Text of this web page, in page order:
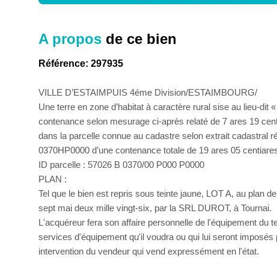
A proposde ce bien
Référence: 297935
VILLE D’ESTAIMPUIS 4éme Division/ESTAIMBOURG/
Une terre en zone d’habitat à caractère rural sise au lieu-dit
contenance selon mesurage ci-après relaté de 7 ares 19
dans la parcelle connue au cadastre selon extrait cadastral
0370HP0000 d’une contenance totale de 19 ares 05
ID parcelle : 57026 B 0370/00 P000 P0000
PLAN :
Tel que le bien est repris sous teinte jaune, LOT A, au plan
sept mai deux mille vingt-six, par la SRL DUROT, à Tournai.
L'acquéreur fera son affaire personnelle de l'équipement du
services d'équipement qu'il voudra ou qui lui seront imposés
intervention du vendeur qui vend expressément en l'état.